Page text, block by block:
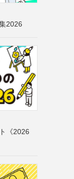
2026
《2026